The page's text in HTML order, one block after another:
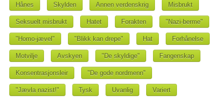
Hånes Skylden Annen verdenskrig Misbrukt
Seksuelt misbrukt Hatet Forakten "Nazi-berme"
"Homo-jævel" "Blikk kan drepe" Hat Forhånelse
Motvilje Avskyen "De skyldige" Fangenskap
Konsentrasjonsleir "De gode nordmenn"
"Jævla nazist!" Tysk Uvanlig Variert